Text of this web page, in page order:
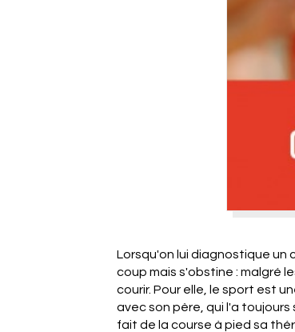
Lorsqu'on lui diagnostique un
coup mais s'obstine : malgré
courir. Pour elle, le sport est
avec son père, qui l'a
fait de la course à pied sa